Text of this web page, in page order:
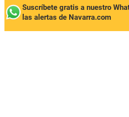
Suscríbete gratis a nuestro
las alertas de Navarra.com